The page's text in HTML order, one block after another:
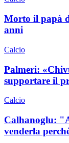
Morto il papà
anni
Calcio
Palmeri:
supportare il
Calcio
Calhanoglu:
venderla